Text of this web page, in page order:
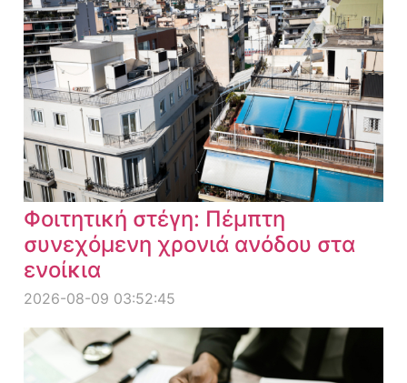
Φοιτητική στέγη: Πέμπτη
συνεχόμενη χρονιά ανόδου στα
ενοίκια
2026-08-09 03:52:45